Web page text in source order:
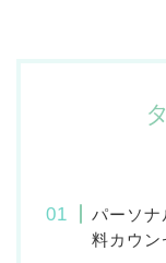
パーソ
料カウン